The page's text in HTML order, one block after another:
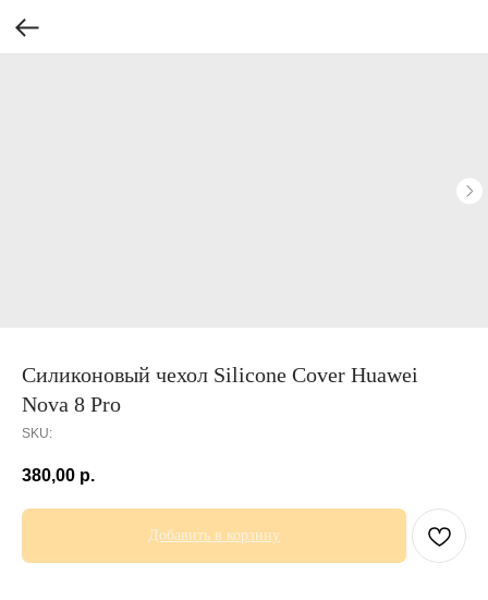
Силиконовый чехол Silicone Cover Huawei
Nova 8 Pro
SKU:
380,00 р.
Добавить в корзину